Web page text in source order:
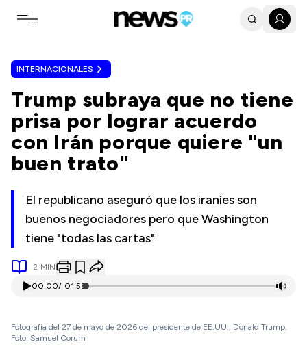
Toggle navigation menu
INTERNACIONALES
Trump subraya que no tiene
prisa por lograr acuerdo
con Irán porque quiere "un
buen trato"
El republicano aseguró que los iraníes son
buenos negociadores pero que Washington
tiene "todas las cartas"
2 MIN
00:00/ 01:53
Fotografía del 27 de mayo de 2026 del presidente de EE.UU., Donald Trump.
Foto: Samuel Corum